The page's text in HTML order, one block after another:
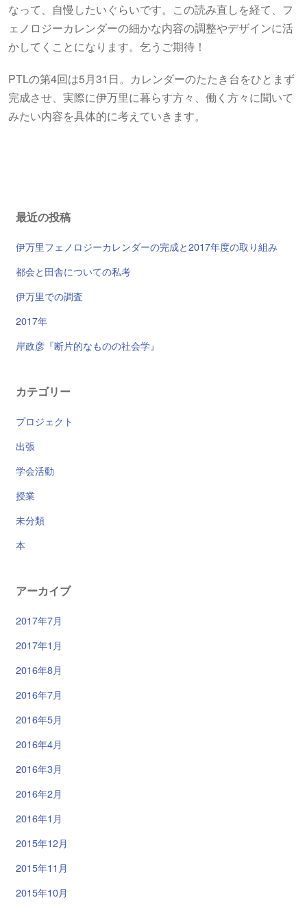
なって、自慢したいぐらいです。この読み直しを経て、フ
ェノロジーカレンダーの細かな内容の調整やデザインに活
かしてくことになります。乞うご期待！
PTLの第4回は5月31日。カレンダーのたたき台をひとまず
完成させ、実際に伊万里に暮らす方々、働く方々に聞いて
みたい内容を具体的に考えていきます。
最近の投稿
伊万里フェノロジーカレンダーの完成と2017年度の取り組み
都会と田舎についての私考
伊万里での調査
2017年
岸政彦『断片的なものの社会学』
カテゴリー
プロジェクト
出張
学会活動
授業
未分類
本
アーカイブ
2017年7月
2017年1月
2016年8月
2016年7月
2016年5月
2016年4月
2016年3月
2016年2月
2016年1月
2015年12月
2015年11月
2015年10月